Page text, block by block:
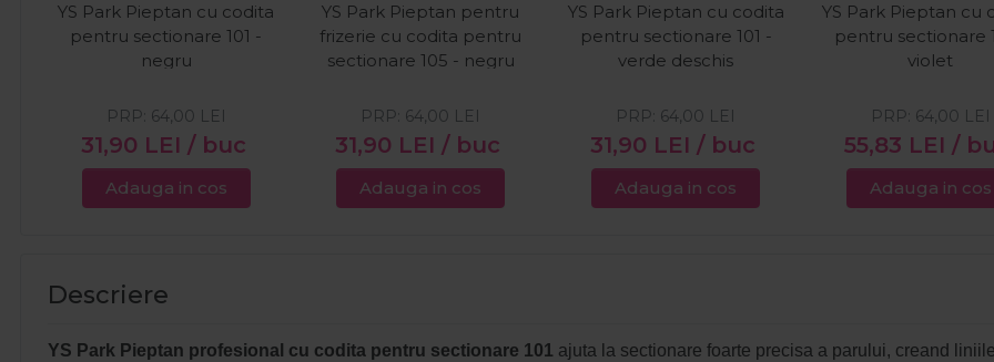
YS Park Pieptan cu codita
pentru sectionare 101 -
negru
31,90 LEI / buc
PRP: 64,00 LEI
Adauga in cos
YS Park Pieptan pentru
frizerie cu codita pentru
sectionare 105 - negru
31,90 LEI / buc
PRP: 64,00 LEI
Adauga in cos
YS Park Pieptan cu codita
pentru sectionare 101 -
verde deschis
31,90 LEI / buc
PRP: 64,00 LEI
Adauga in cos
YS Park Pieptan cu
pentru sectionare
violet
55,83 LEI /
PRP: 64,00 LEI
Adauga in cos
Descriere
YS Park Pieptan profesional cu codita pentru sectionare 101 ajuta la sectionare foarte precisa a parului, creand